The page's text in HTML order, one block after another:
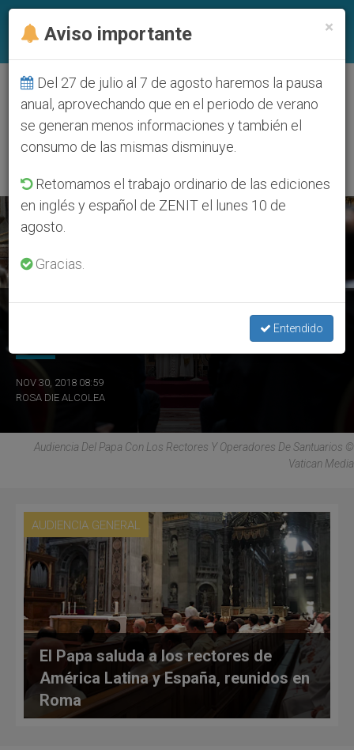
ETIQUETA
Posts Tagged
‘rectores’
ÚLTIMAS NOTICIAS
NOV 30, 2018 08:59
ROSA DIE ALCOLEA
Audiencia Del Papa Con Los Rectores Y Operadores De Santuarios ©
Vatican Media
AUDIENCIA GENERAL
El Papa saluda a los rectores de
América Latina y España, reunidos en
Roma
×
Aviso importante
Del 27 de julio al 7 de agosto haremos la pausa
anual, aprovechando que en el periodo de verano
se generan menos informaciones y también el
consumo de las mismas disminuye.
Retomamos el trabajo ordinario de las ediciones
en inglés y español de ZENIT el lunes 10 de
agosto.
Gracias.
Entendido